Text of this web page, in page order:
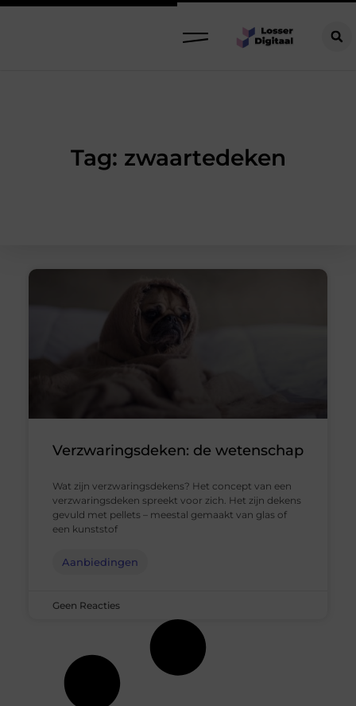
Tag: zwaartedeken
Verzwaringsdeken: de wetenschap
Wat zijn verzwaringsdekens? Het concept van een
verzwaringsdeken spreekt voor zich. Het zijn dekens
gevuld met pellets – meestal gemaakt van glas of
een kunststof
Aanbiedingen
Geen Reacties